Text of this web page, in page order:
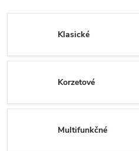
Klasické
Korzetové
Multifunkčné